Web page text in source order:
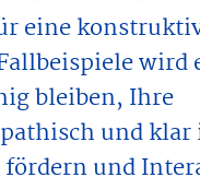
eine
wird
bleiben, Ihre
und klar
fördern und